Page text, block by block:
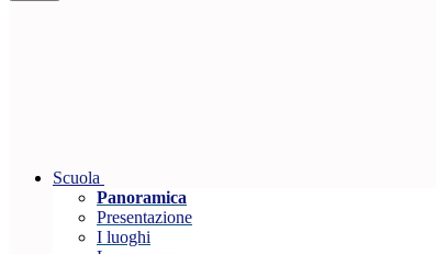
Scuola
Panoramica
Presentazione
I luoghi